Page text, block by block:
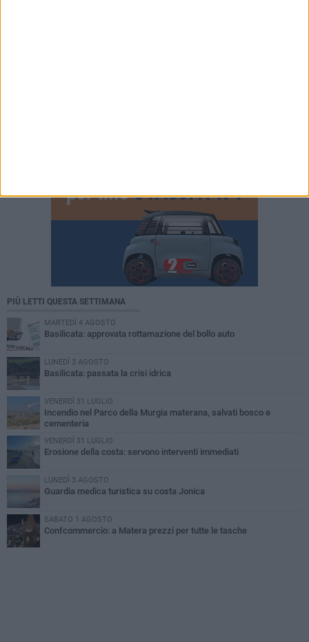
PIÙ LETTI QUESTA SETTIMANA
MARTEDÌ 4 AGOSTO
Basilicata: approvata rottamazione del bollo auto
LUNEDÌ 3 AGOSTO
Basilicata: passata la crisi idrica
VENERDÌ 31 LUGLIO
Incendio nel Parco della Murgia materana, salvati bosco e
cementeria
VENERDÌ 31 LUGLIO
Erosione della costa: servono interventi immediati
LUNEDÌ 3 AGOSTO
Guardia medica turistica su costa Jonica
SABATO 1 AGOSTO
Confcommercio: a Matera prezzi per tutte le tasche